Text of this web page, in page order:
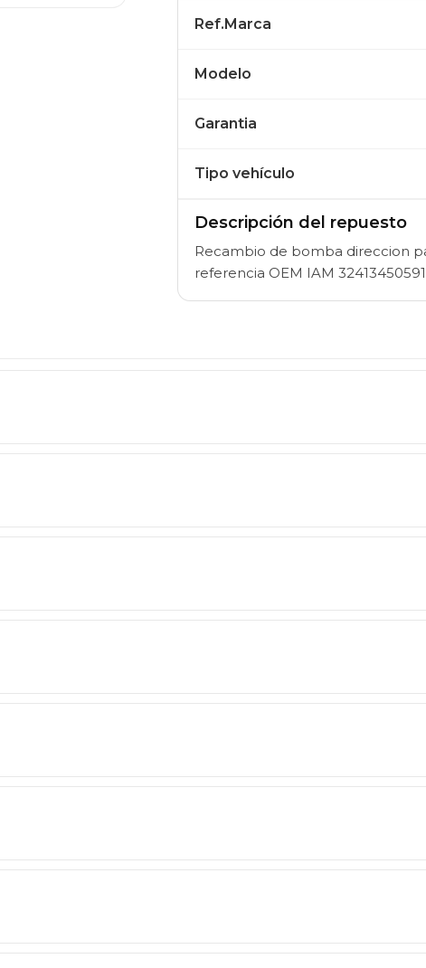
Ref.Marca
Modelo
Garantia
Tipo vehículo
Descripción del repuesto
Recambio de bomba direccion
referencia OEM IAM